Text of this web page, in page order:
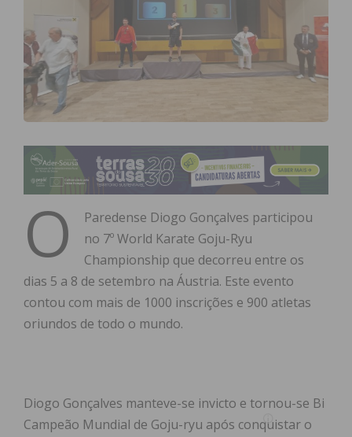
O
Paredense Diogo Gonçalves participou
no 7º World Karate Goju-Ryu
Championship que decorreu entre os
dias 5 a 8 de setembro na Áustria. Este evento
contou com mais de 1000 inscrições e 900 atletas
oriundos de todo o mundo.
Diogo Gonçalves manteve-se invicto e tornou-se Bi
Campeão Mundial de Goju-ryu após conquistar o